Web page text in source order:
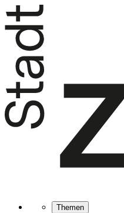
Themen